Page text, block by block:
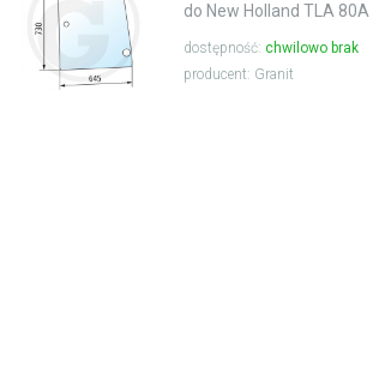
do New Holland TLA 80A
dostępność:chwilowo brak
producent: Granit